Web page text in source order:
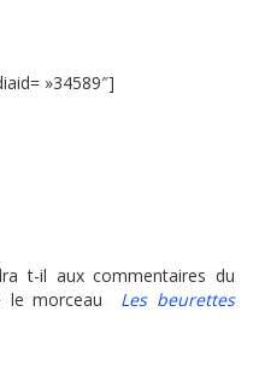
»34589″]
t-il aux commentaires du
le morceau Les beurettes